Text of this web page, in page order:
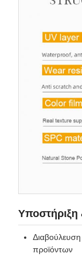
Υποστήριξη
Διαβούλευση
προϊόντων